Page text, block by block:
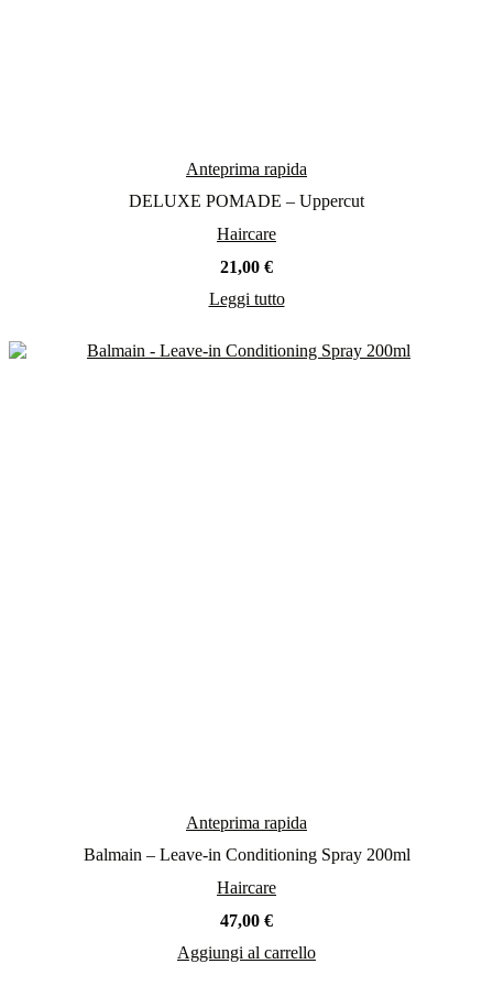
Anteprima rapida
DELUXE POMADE – Uppercut
Haircare
21,00 €
Leggi tutto
Anteprima rapida
Balmain – Leave-in Conditioning Spray 200ml
Haircare
47,00 €
Aggiungi al carrello